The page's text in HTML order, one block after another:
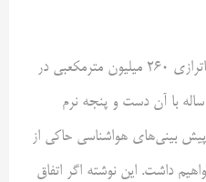
اخیراً مدیرعامل شرکت ملی گاز از ناترازی ۲۶۰ میلیون مترمکعبی در
با آن دست و پنجه نرم
بینی‌های هواشناسی حاکی از
داشت. این نوشته اگر اتفاق